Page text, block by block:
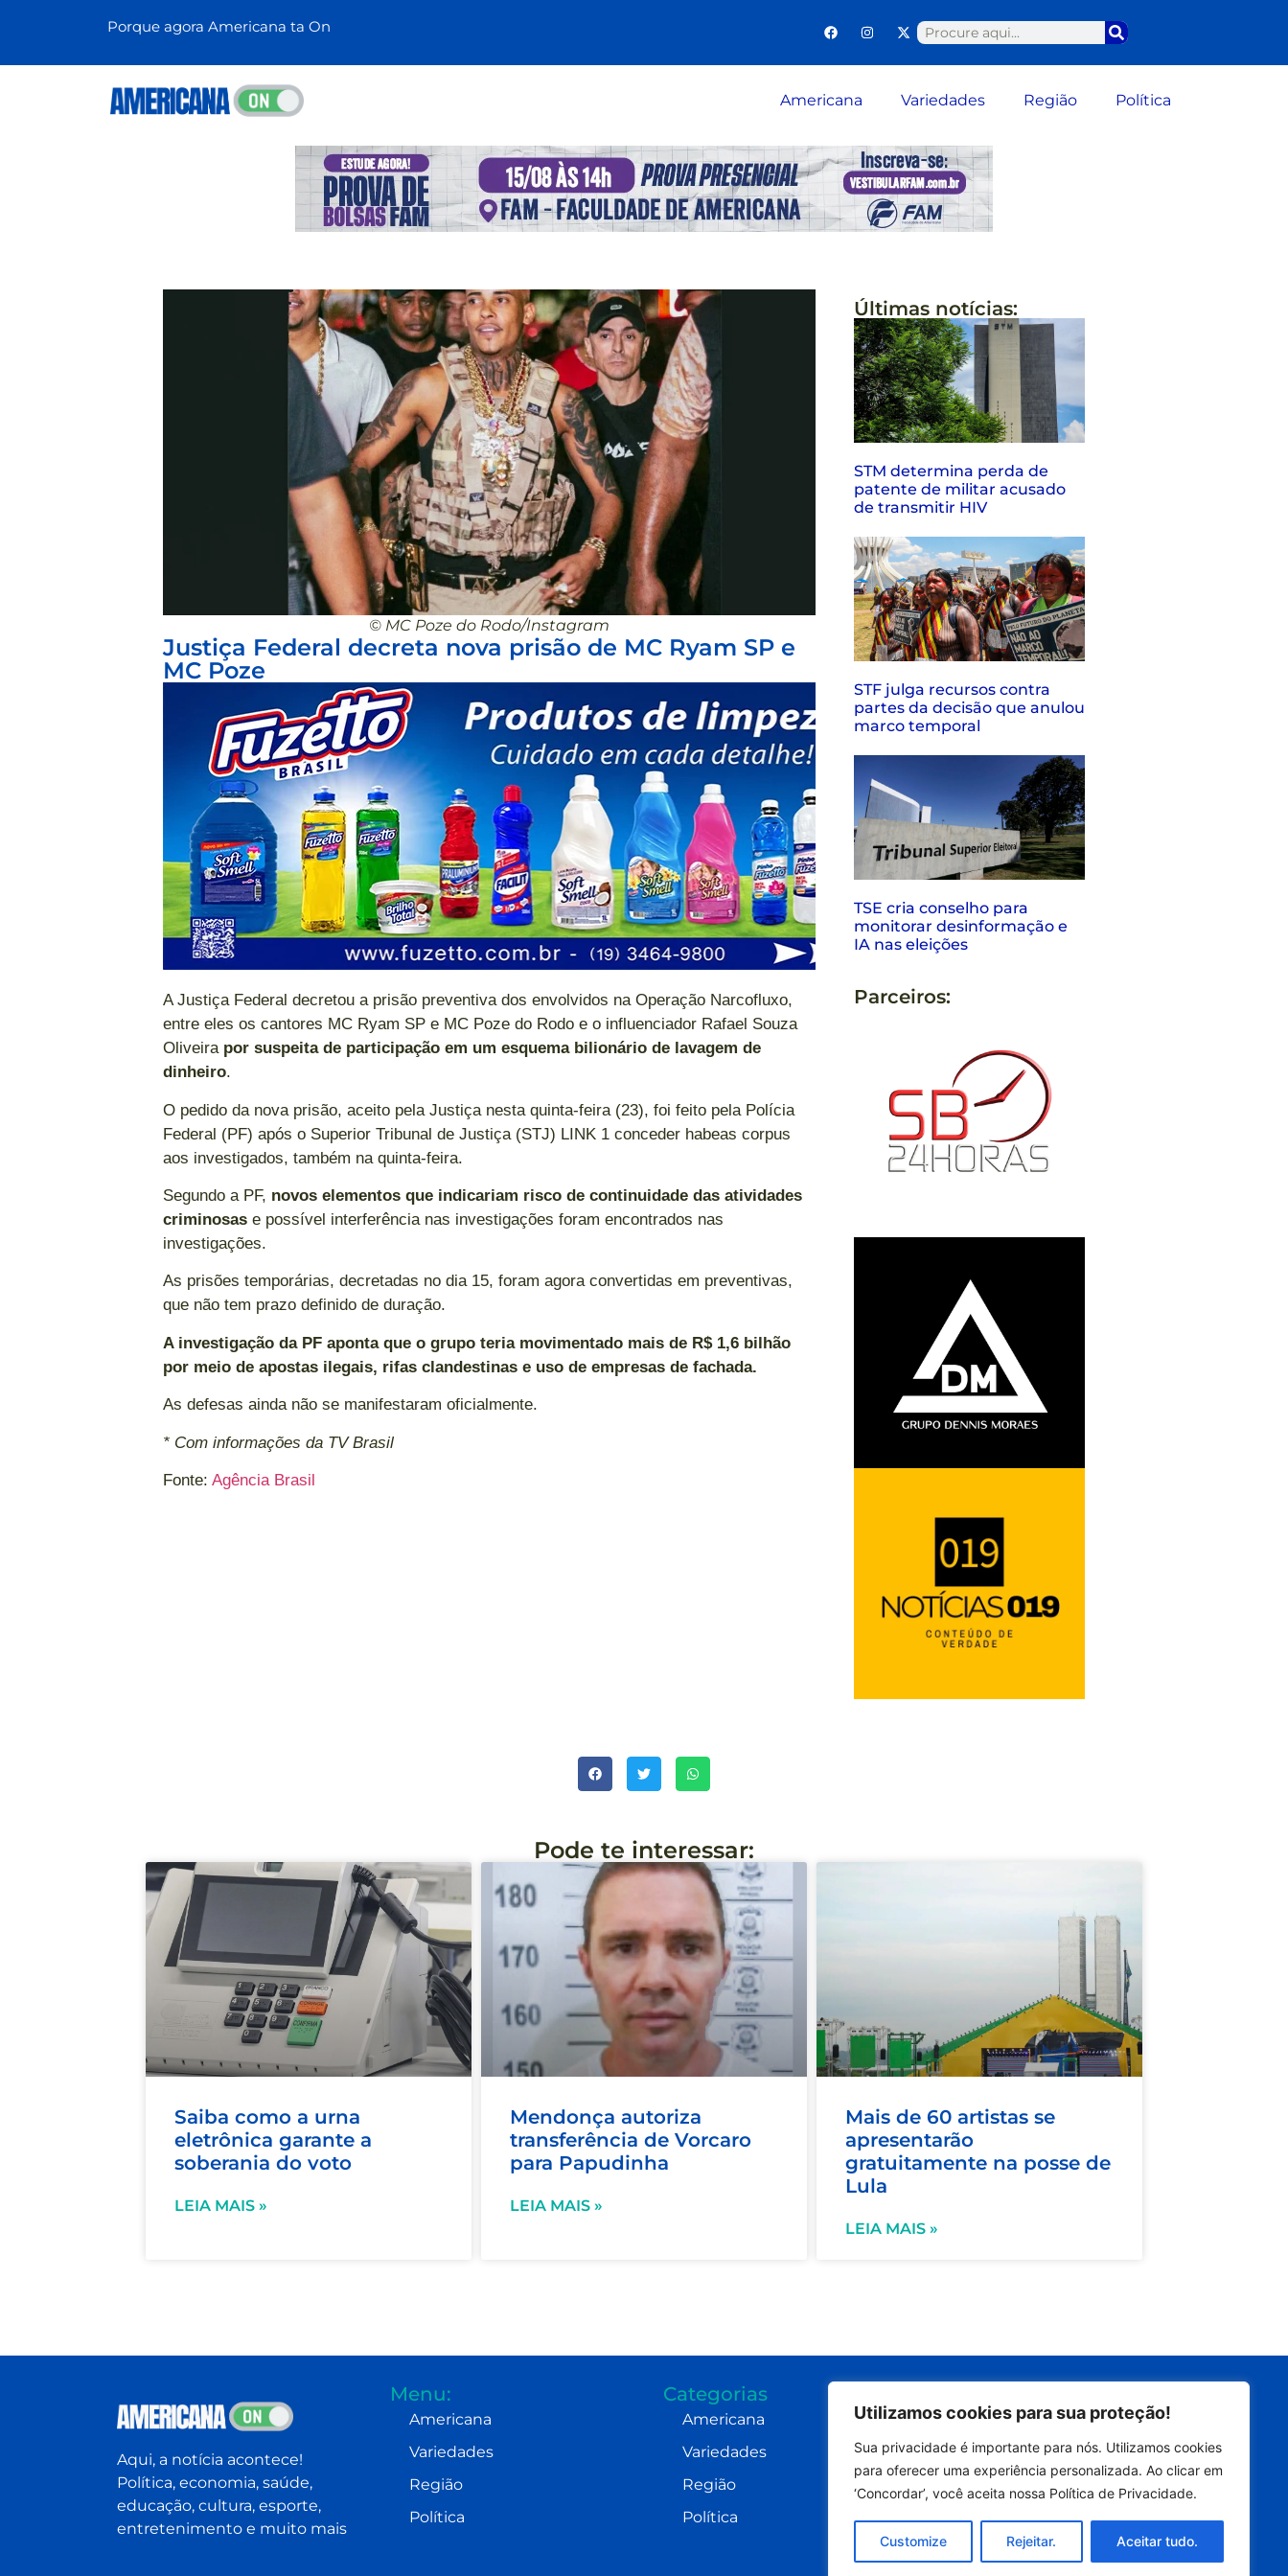
Utilizamos cookies para sua proteção!
Sua privacidade é importante para nós. Utilizamos cookies
para oferecer uma experiência personalizada. Ao clicar em
‘Concordar’, você aceita nossa Política de Privacidade.
Customize Rejeitar. Aceitar tudo.
Porque agora Americana ta On
Americana Variedades Região Política
© MC Poze do Rodo/Instagram
Justiça Federal decreta nova prisão de MC Ryam SP e
MC Poze
A Justiça Federal decretou a prisão preventiva dos envolvidos na Operação Narcofluxo,
entre eles os cantores MC Ryam SP e MC Poze do Rodo e o influenciador Rafael Souza
Oliveira por suspeita de participação em um esquema bilionário de lavagem de
dinheiro.
O pedido da nova prisão, aceito pela Justiça nesta quinta-feira (23), foi feito pela Polícia
Federal (PF) após o Superior Tribunal de Justiça (STJ) LINK 1 conceder habeas corpus
aos investigados, também na quinta-feira.
Segundo a PF, novos elementos que indicariam risco de continuidade das atividades
criminosas e possível interferência nas investigações foram encontrados nas
investigações.
As prisões temporárias, decretadas no dia 15, foram agora convertidas em preventivas,
que não tem prazo definido de duração.
A investigação da PF aponta que o grupo teria movimentado mais de R$ 1,6 bilhão
por meio de apostas ilegais, rifas clandestinas e uso de empresas de fachada.
As defesas ainda não se manifestaram oficialmente.
* Com informações da TV Brasil
Fonte: Agência Brasil
Últimas notícias:
STM determina perda de
patente de militar acusado
de transmitir HIV
STF julga recursos contra
partes da decisão que anulou
marco temporal
TSE cria conselho para
monitorar desinformação e
IA nas eleições
Parceiros:
Pode te interessar:
Saiba como a urna
eletrônica garante a
soberania do voto
LEIA MAIS »
Mendonça autoriza
transferência de Vorcaro
para Papudinha
LEIA MAIS »
Mais de 60 artistas se
apresentarão
gratuitamente na posse de
Lula
LEIA MAIS »
Aqui, a notícia acontece!
Política, economia, saúde,
educação, cultura, esporte,
entretenimento e muito mais
Menu:
Americana
Variedades
Região
Política
Categorias
Americana
Variedades
Região
Política
Contatos
imprensa@dennismoraes.com.
br